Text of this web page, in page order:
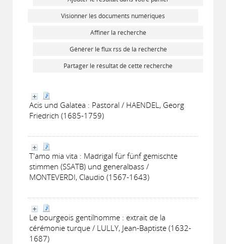
Visionner les documents numériques
Affiner la recherche
Générer le flux rss de la recherche
Partager le résultat de cette recherche
Acis und Galatea : Pastoral / HAENDEL, Georg
Friedrich (1685-1759)
T'amo mia vita : Madrigal für fünf gemischte
stimmen (SSATB) und generalbass /
MONTEVERDI, Claudio (1567-1643)
Le bourgeois gentilhomme : extrait de la
cérémonie turque / LULLY, Jean-Baptiste (1632-
1687)